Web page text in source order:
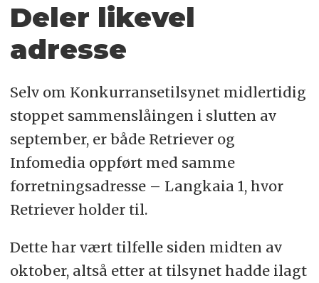
Deler likevel
adresse
Selv om Konkurransetilsynet midlertidig
stoppet sammenslåingen i slutten av
september, er både Retriever og
Infomedia oppført med samme
forretningsadresse – Langkaia 1, hvor
Retriever holder til.
Dette har vært tilfelle siden midten av
oktober, altså etter at tilsynet hadde ilagt